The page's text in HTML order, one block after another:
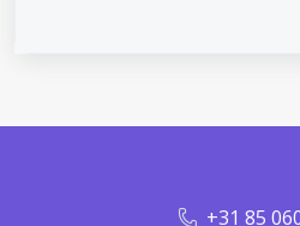
+31 85